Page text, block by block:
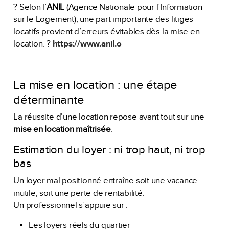
? Selon l’ANIL (Agence Nationale pour l’Information
sur le Logement), une part importante des litiges
locatifs provient d’erreurs évitables dès la mise en
location. ? https://www.anil.o
La mise en location : une étape
déterminante
La réussite d’une location repose avant tout sur une
mise en location maîtrisée.
Estimation du loyer : ni trop haut, ni trop
bas
Un loyer mal positionné entraîne soit une vacance
inutile, soit une perte de rentabilité.
Un professionnel s’appuie sur :
Les loyers réels du quartier